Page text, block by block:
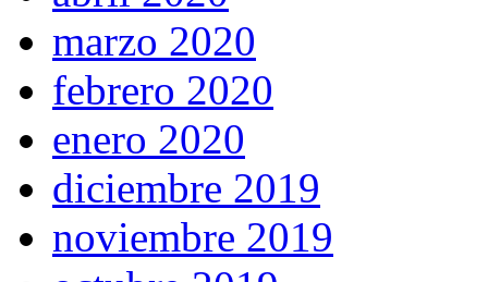
marzo 2020
febrero 2020
enero 2020
diciembre 2019
noviembre 2019